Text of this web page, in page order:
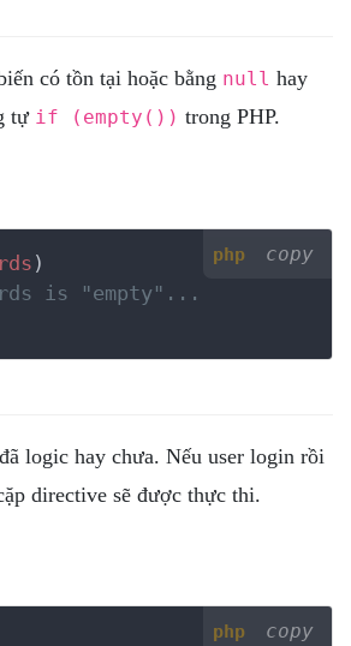
có tồn tại hoặc bằng null hay
tự if (empty()) trong PHP.
php copy
)
is "empty"...
logic hay chưa. Nếu user login rồi
directive sẽ được thực thi.
php copy